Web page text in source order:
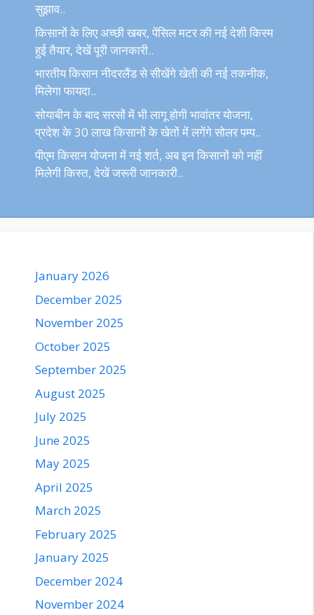
सुझाव..
किसानों के लिए अच्छी खबर, पेंसिल मटर की नई देशी किस्म
हुई तैयार, देखें पूरी जानकारी..
भारतीय किसान नीदरलैंड से सीखेंगे खेती की नई तकनीक,
मिलेगा फायदा..
सोयाबीन के बाद सरसों में भी लागू होगी भावांतर योजना,
प्रदेश के 30 लाख किसानों के खेतों में लगेंगे सोलर पम्प..
पीएम किसान योजना में नई शर्त, अब इन किसानों को नहीं
मिलेगी किस्त, देखें जरूरी जानकारी..
January 2026
December 2025
November 2025
October 2025
September 2025
August 2025
July 2025
June 2025
May 2025
April 2025
March 2025
February 2025
January 2025
December 2024
November 2024